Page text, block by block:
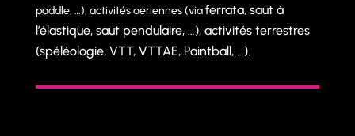
paddle, …), activités aériennes (viaferrata, saut à
l’élastique, saut pendulaire, …), activités terrestres
(spéléologie, VTT, VTTAE, Paintball, …).